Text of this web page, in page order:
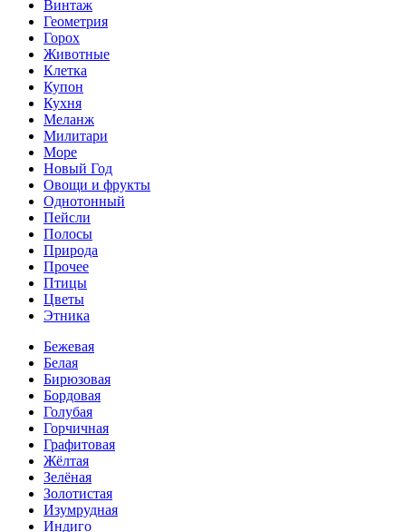
Винтаж
Геометрия
Горох
Животные
Клетка
Купон
Кухня
Меланж
Милитари
Море
Новый Год
Овощи и фрукты
Однотонный
Пейсли
Полосы
Природа
Прочее
Птицы
Цветы
Этника
Бежевая
Белая
Бирюзовая
Бордовая
Голубая
Горчичная
Графитовая
Жёлтая
Зелёная
Золотистая
Изумрудная
Индиго